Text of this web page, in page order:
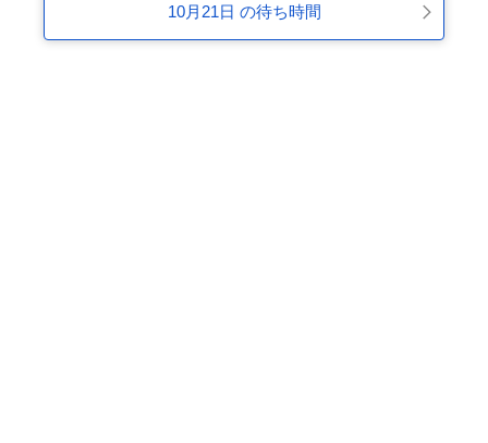
10月21日 の待ち時間